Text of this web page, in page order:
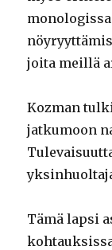
joita meillä
Kozman
jatkumoon
Tämä lapsi